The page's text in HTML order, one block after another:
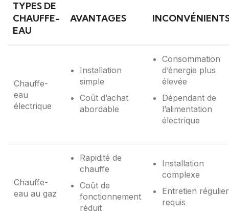
TYPES DE
CHAUFFE-
EAU
AVANTAGES
Chauffe-
eau
électrique
Installation
simple
Coût d’achat
abordable
Consommation
d’énergie plus
élevée
Dépendant de
l’alimentation
électrique
Chauffe-
eau au gaz
Rapidité de
chauffe
Coût de
fonctionnement
réduit
Installation
complexe
Entretien régulier
requis